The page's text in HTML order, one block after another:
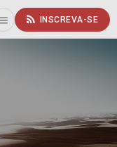
rss_feed INSCREVA-SE